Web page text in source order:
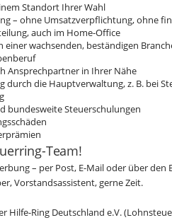
Standort Ihrer Wahl
– ohne Umsatzverpflichtung, ohne
auch im Home-Office
einer wachsenden, beständigen
Ansprechpartner in Ihrer Nähe
durch die Hauptverwaltung, z. B. bei
bundesweite Steuerschulungen
Team!
– per Post, E-Mail oder über den
Vorstandsassistent, gerne Zeit.
Hilfe-Ring Deutschland e.V.